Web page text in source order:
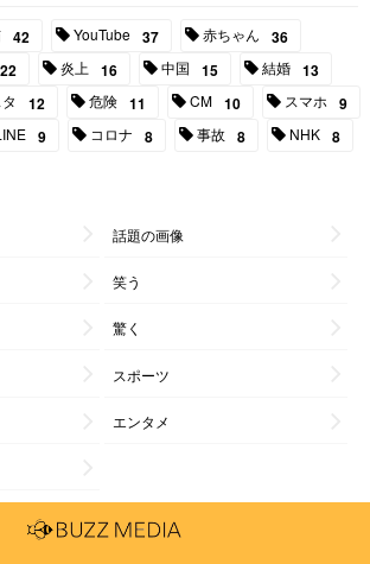
42 YouTube 37 赤ちゃん 36
22 炎上 16 中国 15 結婚 13
12 危険 11 CM 10 スマホ 9
9 コロナ 8 事故 8 NHK 8
話題の画像
笑う
驚く
スポーツ
エンタメ